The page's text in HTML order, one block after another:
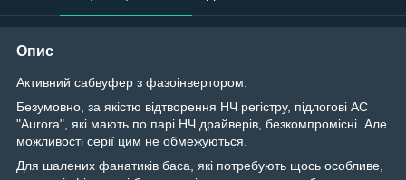
Опис
Активний сабвуфер з фазоінвертором.
Безумовно, за якістю відтворення НЧ регістру, підлогові АС
"Aurora", які мають по парі НЧ драйверів, безкомпромісні. Але
можливості серії цим не обмежуються.
Для шалених фанатиків баса, які потребують щось особливе,